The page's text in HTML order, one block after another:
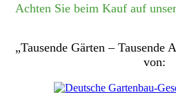
Achten Sie beim Kauf auf unser
„Tausende Gärten –
von: